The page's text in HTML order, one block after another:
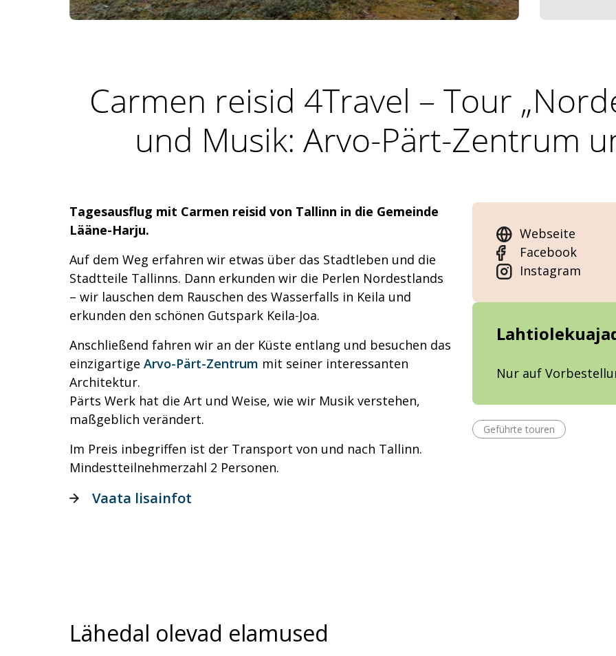
Carmen reisid 4Travel – Tour
und Musik: Arvo-Pärt-Zentrum
Tagesausflug mit Carmen reisid von Tallinn in die Gemeinde
Lääne-Harju.
Auf dem Weg erfahren wir etwas über das Stadtleben und die
Stadtteile Tallinns. Dann erkunden wir die Perlen Nordestlands
– wir lauschen dem Rauschen des Wasserfalls in Keila und
erkunden den schönen Gutspark Keila-Joa.
Anschließend fahren wir an der Küste entlang und besuchen das
einzigartige Arvo-Pärt-Zentrum mit seiner interessanten
Architektur.
Pärts Werk hat die Art und Weise, wie wir Musik verstehen,
maßgeblich verändert.
Im Preis inbegriffen ist der Transport von und nach Tallinn.
Mindestteilnehmerzahl 2 Personen.
Webseite
Facebook
Instagram
Nur auf
Geführte touren
Vaata lisainfot
Lähedal olevad elamused